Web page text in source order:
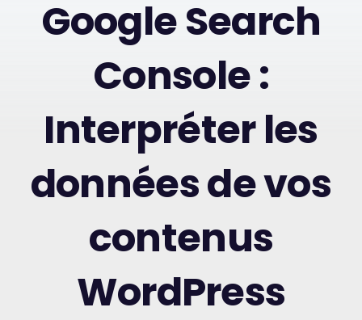
Google Search
Console :
Interpréter les
données de vos
contenus
WordPress